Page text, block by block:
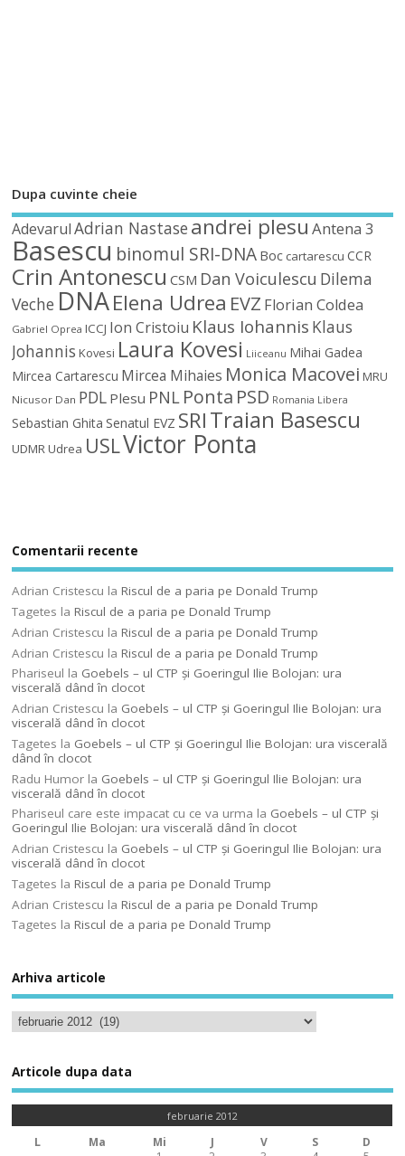
Dupa cuvinte cheie
Adevarul Adrian Nastase andrei plesu Antena 3
Basescu binomul SRI-DNA Boc cartarescu CCR
Crin Antonescu CSM Dan Voiculescu Dilema
Veche DNAElena Udrea EVZ Florian Coldea
Gabriel Oprea ICCJ Ion Cristoiu Klaus Iohannis Klaus
Johannis Kovesi Laura Kovesi Liiceanu Mihai Gadea
Mircea Cartarescu Mircea Mihaies Monica Macovei MRU
Nicusor Dan PDL Plesu PNL Ponta PSD Romania Libera
Sebastian Ghita Senatul EVZ SRITraian Basescu
UDMRUdrea USLVictor Ponta
Comentarii recente
Adrian Cristescu laRiscul de a paria pe Donald Trump
Tagetes laRiscul de a paria pe Donald Trump
Adrian Cristescu laRiscul de a paria pe Donald Trump
Adrian Cristescu laRiscul de a paria pe Donald Trump
Phariseul la Goebels – ul CTP şi Goeringul Ilie Bolojan: ura
viscerală dând în clocot
Adrian Cristescu la Goebels – ul CTP şi Goeringul Ilie Bolojan: ura
viscerală dând în clocot
Tagetes la Goebels – ul CTP şi Goeringul Ilie Bolojan: ura viscerală
dând în clocot
Radu Humor la Goebels – ul CTP şi Goeringul Ilie Bolojan: ura
viscerală dând în clocot
Phariseul care este impacat cu ce va urma la Goebels – ul CTP şi
Goeringul Ilie Bolojan: ura viscerală dând în clocot
Adrian Cristescu la Goebels – ul CTP şi Goeringul Ilie Bolojan: ura
viscerală dând în clocot
Tagetes laRiscul de a paria pe Donald Trump
Adrian Cristescu laRiscul de a paria pe Donald Trump
Tagetes laRiscul de a paria pe Donald Trump
Arhiva articole
Articole dupa data
februarie 2012
L Ma Mi J V S
D